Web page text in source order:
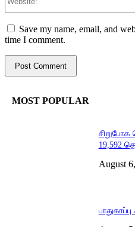
Save my name, email, and
time I comment.
MOST POPULAR
19,592
August